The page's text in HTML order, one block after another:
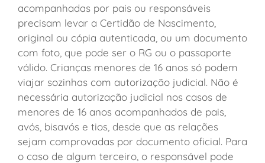
acompanhadas por pais ou responsáveis
precisam levar a Certidão de Nascimento,
original ou cópia autenticada, ou um documento
com foto, que pode ser o RG ou o passaporte
válido. Crianças menores de 16 anos só podem
viajar sozinhas com autorização judicial. Não é
necessária autorização judicial nos casos de
menores de 16 anos acompanhados de pais,
avós, bisavós e tios, desde que as relações
sejam comprovadas por documento oficial. Para
o caso de algum terceiro, o responsável pode